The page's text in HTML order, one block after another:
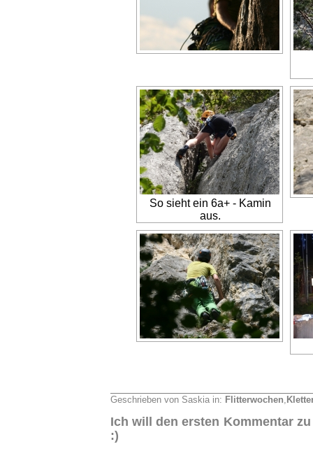
So sieht ein 6a+ - Kamin
aus.
Geschrieben von Saskia in: Flitterwochen,
Ich will den ersten Kommentar
:)